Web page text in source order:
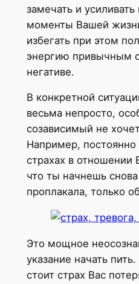
замечать и
моменты Вашей
избегать при этом
энергию привычным
негативе.
В конкретной
весьма непросто,
созависимый не
Например, постоянно
страхах в отношении
что ты начнешь
проплакала, только
Это мощное
указание начать
стоит страх Вас